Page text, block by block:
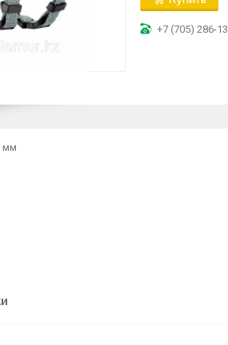
+7 (705) 286-
мм